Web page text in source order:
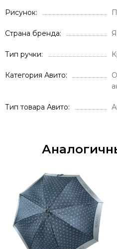
Рисунок
Страна бренда
Тип ручки
Категория Авито
Тип товара Авито